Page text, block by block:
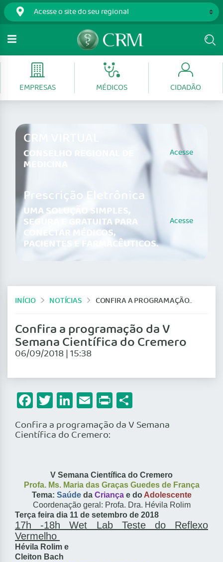
EMPRESAS MÉDICOS CIDADÃO
CRM VIRTUAL
CONSELHO REGIONAL DE
MEDICINA
Acesse
Prescrição Eletrônica
UMA SOLUÇÃO SIMPLES,
SEGURA E GRATUITA PARA
CONECTAR MÉDICOS,
PACIENTES E FARMACÊUTICOS.
Acesse
INÍCIO NOTÍCIAS CONFIRA A PROGRAMAÇÃO DA V SEMANA CIENTÍFICA DO CREMERO
Confira a programação da V
Semana Científica do Cremero
06/09/2018 | 15:38
Facebook
Twitter
LinkedIn
Email
Print
Confira a programação da V Semana
Científica do Cremero:
V Semana Científica do Cremero
Profa. Ms. Maria das Graças Guedes de França
Tema: Saúdeda Criançae do Adolescente
Coordenação geral: Profa. Dra. Hévila Rolim
Terça feira dia 11 de setembro de 2018
17h -18h Wet Lab Teste do Reflexo
Vermelho
Hévila Rolim e
Cleiton Bach